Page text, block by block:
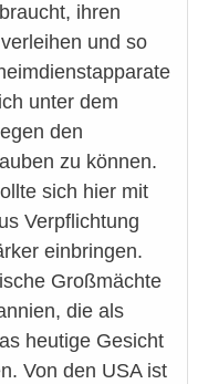
ihren
und so
unter dem
den
zu können.
sich hier mit
Verpflichtung
einbringen.
Großmächte
die als
heutige Gesicht
Von den USA ist